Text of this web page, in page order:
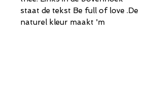
staat de tekst Be full of love .De
naturel kleur maakt 'm